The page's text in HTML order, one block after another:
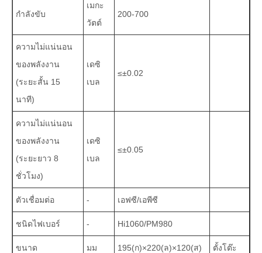
กำลังขับ
เมกะ
วัตต์
200-700
ความไม่แน่นอน
ของพลังงาน
(ระยะสั้น 15
นาที)
เดซิ
เบล
≤±0.02
ความไม่แน่นอน
ของพลังงาน
(ระยะยาว 8
ชั่วโมง)
เดซิ
เบล
≤±0.05
ตัวเชื่อมต่อ - เอฟซี/เอพีซี
ชนิดไฟเบอร์ - Hi1060/PM980
ขนาด มม 195(ก)×220(ล)×120(ส) ตั้งโต๊ะ